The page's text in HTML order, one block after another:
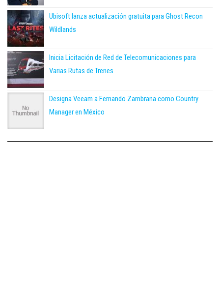
Ubisoft lanza actualización gratuita para Ghost Recon
Wildlands
Inicia Licitación de Red de Telecomunicaciones para
Varias Rutas de Trenes
Designa Veeam a Fernando Zambrana como Country
Manager en México